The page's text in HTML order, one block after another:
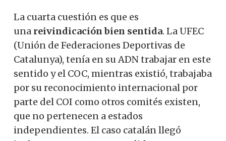
La cuarta cuestión es que es
una reivindicación bien sentida. La UFEC
(Unión de Federaciones Deportivas de
Catalunya), tenía en su ADN trabajar en este
sentido y el COC, mientras existió, trabajaba
por su reconocimiento internacional por
parte del COI como otros comités existen,
que no pertenecen a estados
independientes. El caso catalán llegó